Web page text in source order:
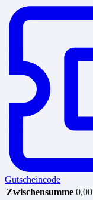
Gutscheincode
Zwischensumme 0,00